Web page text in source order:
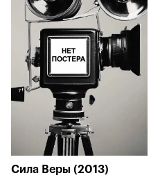
Сила Веры (2013)